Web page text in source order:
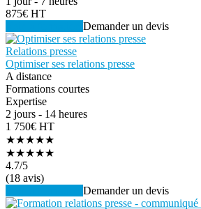
875€ HT
Demander un devis
Relations presse
Optimiser ses relations presse
A distance
Formations courtes
Expertise
2 jours - 14 heures
1 750€ HT
★★★★★
★★★★★
4.7/5
(18 avis)
Demander un devis